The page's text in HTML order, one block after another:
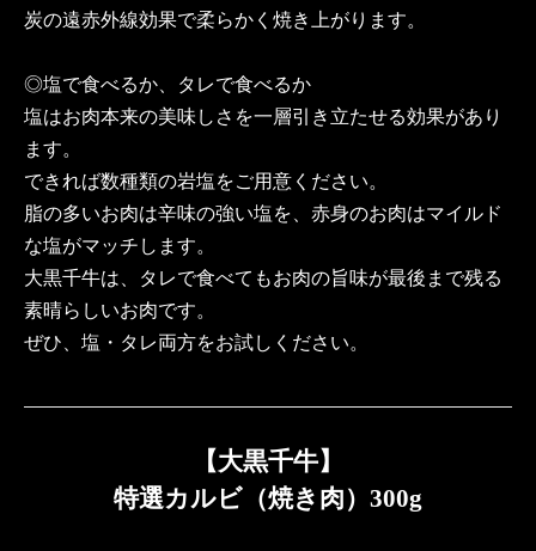
炭の遠赤外線効果で柔らかく焼き上がります。
◎塩で食べるか、タレで食べるか
塩はお肉本来の美味しさを一層引き立たせる効果があり
ます。
できれば数種類の岩塩をご用意ください。
脂の多いお肉は辛味の強い塩を、赤身のお肉はマイルド
な塩がマッチします。
大黒千牛は、タレで食べてもお肉の旨味が最後まで残る
素晴らしいお肉です。
ぜひ、塩・タレ両方をお試しください。
【大黒千牛】
特選カルビ（焼き肉）300g